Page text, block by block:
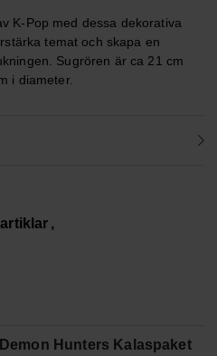
K-Pop med dessa dekorativa
temat och skapa en
Sugrören är ca 21 cm
i diameter.
Hunters Kalaspaket